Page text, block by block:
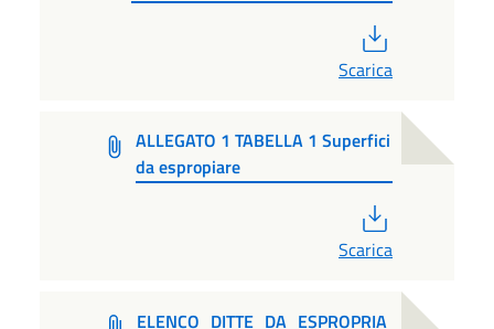
Scarica
ALLEGATO 1 TABELLA 1 Superfici
da espropiare
Scarica
ELENCO_DITTE_DA_ESPROPRIA